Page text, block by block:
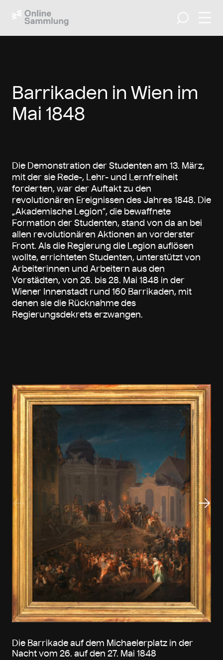
Suche
Barrikaden in Wien im
Mai 1848
Die Demonstration der Studenten am 13. März,
mit der sie Rede-, Lehr- und Lernfreiheit
forderten, war der Auftakt zu den
revolutionären Ereignissen des Jahres 1848. Die
„Akademische Legion“, die bewaffnete
Formation der Studenten, stand von da an bei
allen revolutionären Aktionen an vorderster
Front. Als die Regierung die Legion auflösen
wollte, errichteten Studenten, unterstützt von
Arbeiterinnen und Arbeitern aus den
Vorstädten, von 26. bis 28. Mai 1848 in der
Wiener Innenstadt rund 160 Barrikaden, mit
denen sie die Rücknahme des
Regierungsdekrets erzwangen.
Vorheriger Slide
Die Barrikade auf dem Michaelerplatz in der
Nacht vom 26. auf den 27. Mai 1848